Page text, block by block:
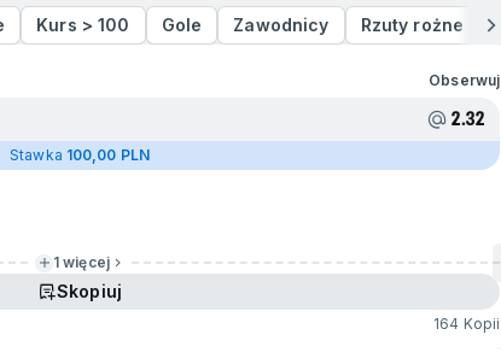
Kurs > 100 Gole Zawodnicy Rzuty rożne
Obserwuj
2.32
Stawka 100,00 PLN
1 więcej
Skopiuj
164 Kopii